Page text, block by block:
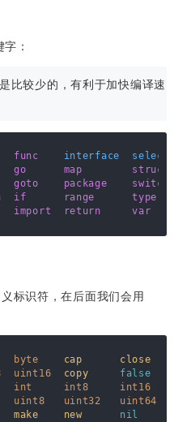
：
比较少的，有利于加快编译速
func interface
select
go map
struct
goto package
switch
if range
type
import return var
标识符，在后面我们会用
byte cap close
uint16 copy false
int int8 int16
uint8 uint32 uint64
make new nil